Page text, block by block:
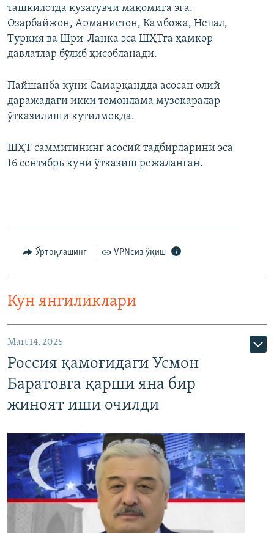
ташкилотда кузатувчи мақомига эга.
Озарбайжон, Арманистон, Камбожа, Непал,
Туркия ва Шри-Ланка эса ШҲТга ҳамкор
давлатлар бўлиб ҳисобланади.
Пайшанба куни Самарқандда асосан олий
даражадаги икки томонлама музокаралар
ўтказилиши кутилмоқда.
ШҲТ саммитининг асосий тадбирларини эса
16 сентябрь куни ўтказиш режаланган.
Ўртоқлашинг VPNсиз ўқиш
Кун янгиликлари
Mart 14, 2025
Россия қамоғидаги Усмон
Баратовга қарши яна бир
жиноят иши очилди